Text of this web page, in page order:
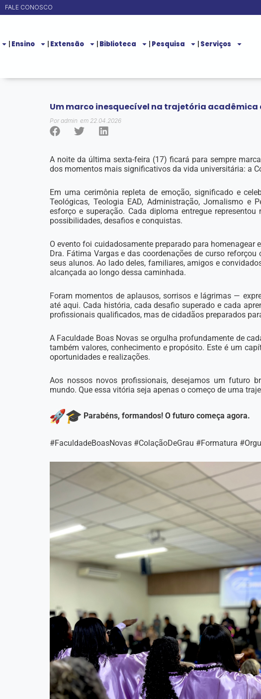
conteúdo
FALE CONOSCO
Ensino Extensão Biblioteca Pesquisa Serviços
Um marco inesquecível na trajetória acadêmica
Poradmin em 22.04.2026
A noite da última sexta-feira (17) ficará para sempre
dos momentos mais significativos da vida universitária: a
Em uma cerimônia repleta de emoção, significado e
Teológicas, Teologia EAD, Administração, Jornalismo e
esforço e superação. Cada diploma entregue
possibilidades, desafios e conquistas.
O evento foi cuidadosamente preparado para homenagear
Dra. Fátima Vargas e das coordenações de curso
seus alunos. Ao lado deles, familiares, amigos e
alcançada ao longo dessa caminhada.
Foram momentos de aplausos, sorrisos e lágrimas —
até aqui. Cada história, cada desafio superado e cada
profissionais qualificados, mas de cidadãos preparados
A Faculdade Boas Novas se orgulha profundamente de
também valores, conhecimento e propósito. Este é um
oportunidades e realizações.
Aos nossos novos profissionais, desejamos um futuro
mundo. Que essa vitória seja apenas o começo de uma
Parabéns, formandos! O futuro começa agora.
#FaculdadeBoasNovas #ColaçãoDeGrau #Formatura